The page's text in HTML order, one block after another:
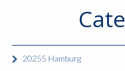
20255 Hamburg